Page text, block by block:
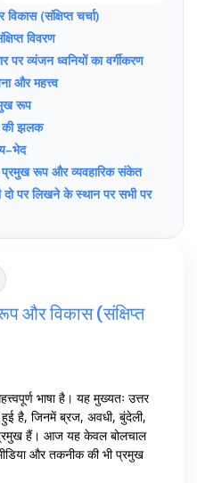
(संक्षिप्त चर्चा)
विवरण
व्यंजन ध्वनियों का वर्गीकरण
और महत्त्व
रूप
की झलक
रूप और व्यवहारिक संकेत
दो पर लिखने के स्थान पर सभी पर
और विकास (संक्षिप्त
भाषा है। यह मुख्यतः उत्तर
हुई है, जिनमें ब्रज, अवधी, बुंदेली,
प्रमुख हैं। आज यह केवल बोलचाल
और तकनीक की भी प्रमुख